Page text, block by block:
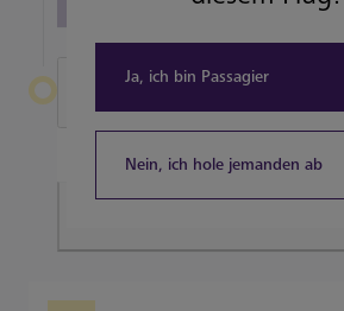
Heathrow verlassen
Ja, ich bin Passagier
Nein, ich hole jemanden ab